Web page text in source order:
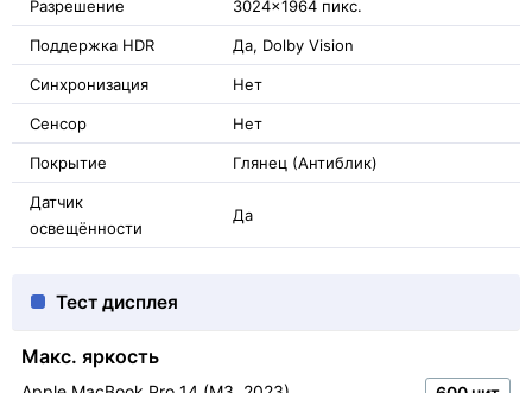
Разрешение 3024x1964 пикс.
Поддержка HDR Да, Dolby Vision
Синхронизация Нет
Сенсор Нет
Покрытие Глянец (Антиблик)
Датчик
освещённости
Да
Тест дисплея
Макс. яркость